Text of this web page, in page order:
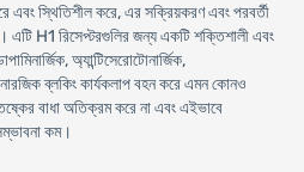
এবং স্থিতিশীল করে, এর সক্রিয়করণ এবং পরবর্তী
এটি H1 রিসেপ্টরগুলির জন্য একটি শক্তিশালী এবং
অ্যান্টিসেরোটোনার্জিক,
ব্লকিং কার্যকলাপ বহন করে এমন কোনও
বাধা অতিক্রম করে না এবং এইভাবে
কম।